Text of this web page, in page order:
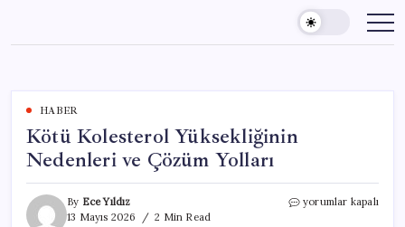
content
HABER
Kötü Kolesterol Yüksekliğinin
Nedenleri ve Çözüm Yolları
By Ece Yıldız
13 Mayıs 2026
2 Min Read
Kötü
yorumlar kapalı